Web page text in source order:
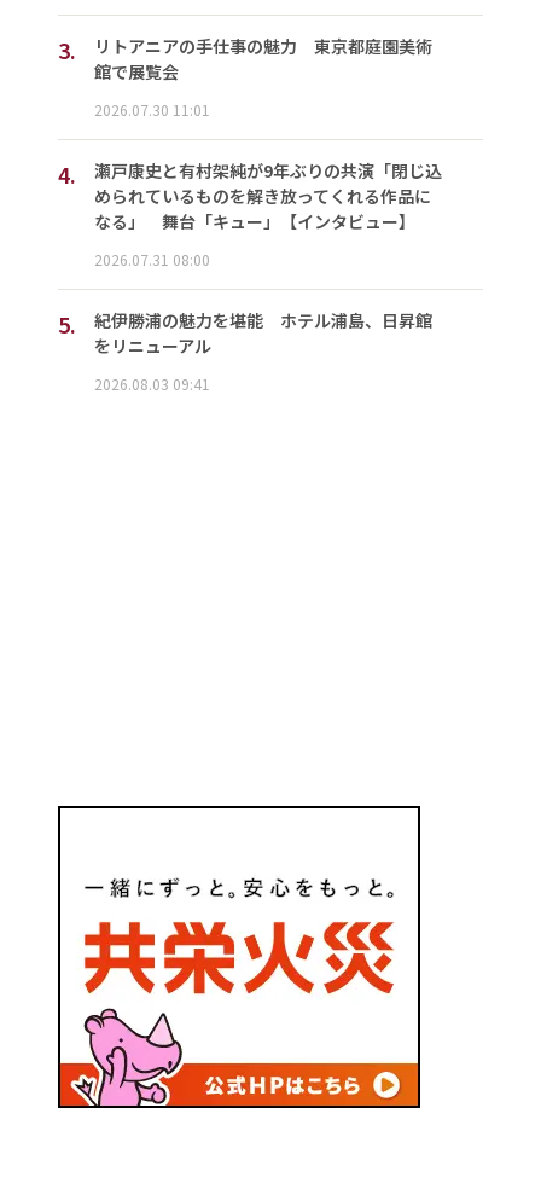
3.
リトアニアの手仕事の魅力 東京都庭園美術
館で展覧会
2026.07.30 11:01
4.
瀬戸康史と有村架純が9年ぶりの共演「閉じ込
められているものを解き放ってくれる作品に
なる」 舞台「キュー」【インタビュー】
2026.07.31 08:00
5.
紀伊勝浦の魅力を堪能 ホテル浦島、日昇館
をリニューアル
2026.08.03 09:41